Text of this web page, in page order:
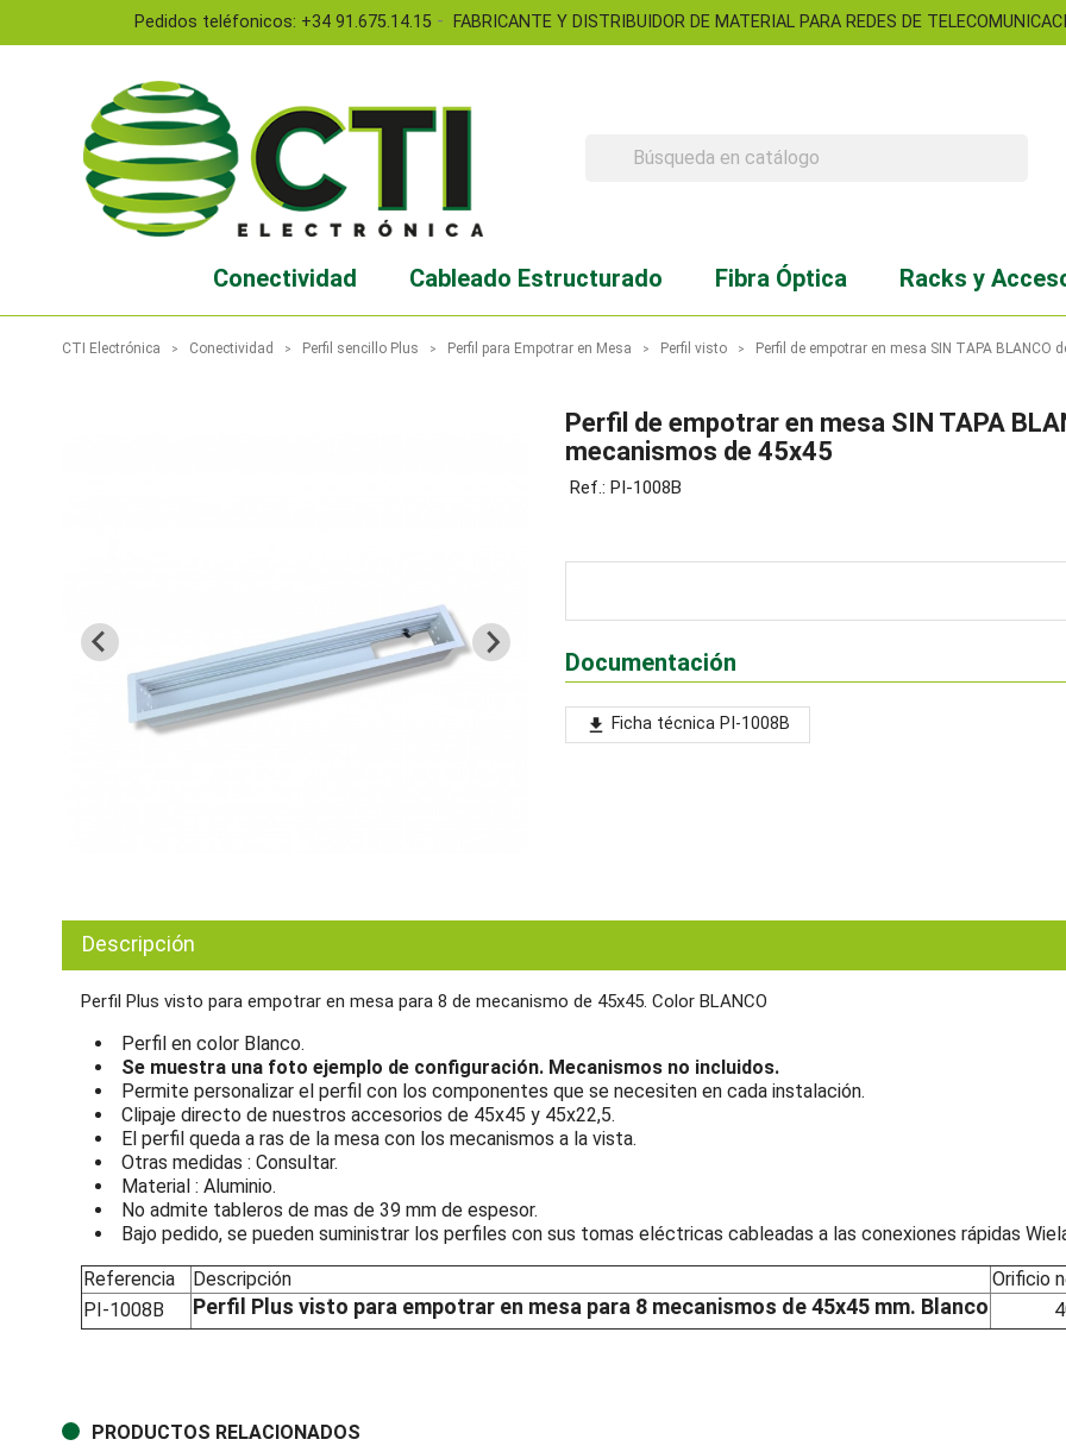
Pedidos teléfonicos: +34 91.675.14.15- FABRICANTE Y DISTRIBUIDOR DE MATERIAL PARA REDES DE
Conectividad Cableado Estructurado Fibra Óptica Racks y
CTI Electrónica Conectividad Perfil sencillo Plus Perfil para Empotrar en Mesa Perfil visto Perfil de empotrar en mesa SIN TAPA BLANCO
Perfil de empotrar en mesa SIN TAPA
mecanismos de 45x45
Ref.: PI-1008B
Documentación
file_download Ficha técnica PI-1008B
Descripción
Perfil Plus visto para empotrar en mesa para 8 de mecanismo de 45x45. Color BLANCO
Perfil en color Blanco.
Se muestra una foto ejemplo de configuración. Mecanismos no incluidos.
Permite personalizar el perfil con los componentes que se necesiten en cada instalación.
Clipaje directo de nuestros accesorios de 45x45 y 45x22,5.
El perfil queda a ras de la mesa con los mecanismos a la vista.
Otras medidas : Consultar.
Material : Aluminio.
No admite tableros de mas de 39 mm de espesor.
Bajo pedido, se pueden suministrar los perfiles con sus tomas eléctricas cableadas a las conexiones rápidas
Referencia
Descripción
Orificio
PI-1008B
Perfil Plus visto para empotrar en mesa para 8 mecanismos de 45x45 mm. Blanco
PRODUCTOS RELACIONADOS